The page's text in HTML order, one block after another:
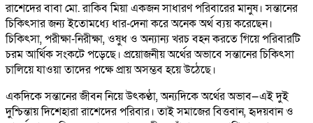
রাশেদের বাবা মো. রাকিব মিয়া একজন সাধারণ পরিবারের মানুষ। সন্তানের
চিকিৎসার জন্য ইতোমধ্যে ধার-দেনা করে অনেক অর্থ ব্যয় করেছেন।
চিকিৎসা, পরীক্ষা-নিরীক্ষা, ওষুধ ও অন্যান্য খরচ বহন করতে গিয়ে পরিবারটি
চরম আর্থিক সংকটে পড়েছে। প্রয়োজনীয় অর্থের অভাবে সন্তানের চিকিৎসা
চালিয়ে যাওয়া তাদের পক্ষে প্রায় অসম্ভব হয়ে উঠেছে।
একদিকে সন্তানের জীবন নিয়ে উৎকণ্ঠা, অন্যদিকে অর্থের অভাব—এই দুই
দুশ্চিন্তায় দিশেহারা রাশেদের পরিবার। তাই সমাজের বিত্তবান, হৃদয়বান ও